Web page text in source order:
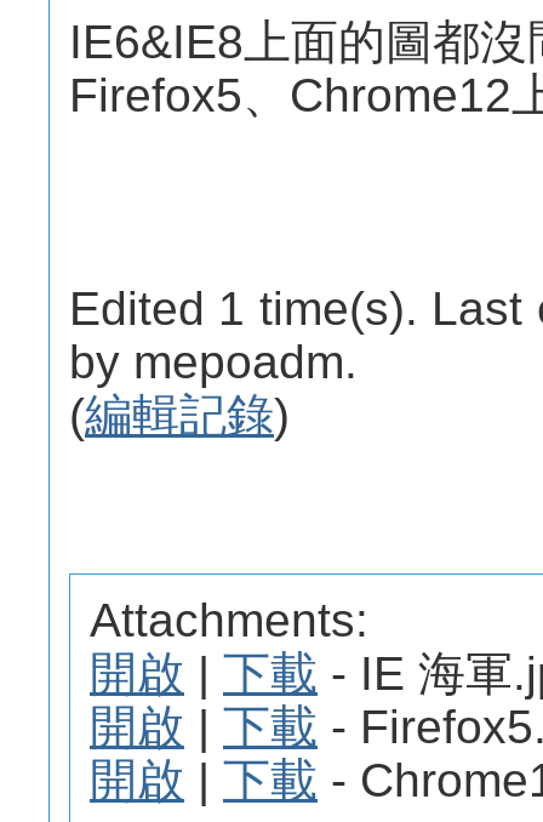
IE6&IE8上面的圖都沒
Firefox5、Chrome12
Edited 1 time(s). Last
by mepoadm.
(編輯記錄)
Attachments:
開啟 | 下載 - IE 海軍
開啟 | 下載 -
開啟 | 下載 -